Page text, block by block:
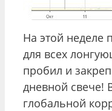
На этой неделе
для всех
пробил и
дневной свече!
глобальной